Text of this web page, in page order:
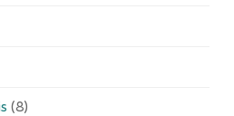
(8)